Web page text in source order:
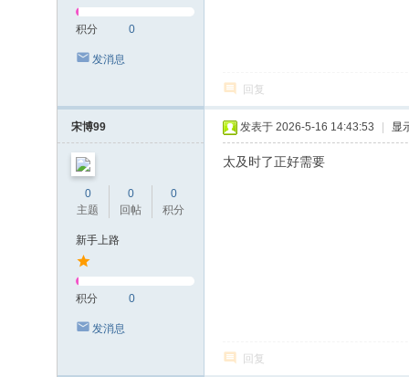
积分 0
发消息
回复
宋博99
0
主题
0
回帖
0
积分
新手上路
积分 0
发消息
发表于 2026-5-16 14:43:53 显
太及时了正好需要
回复